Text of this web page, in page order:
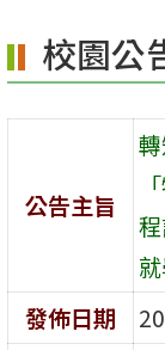
校園公
公告主旨
發佈日期